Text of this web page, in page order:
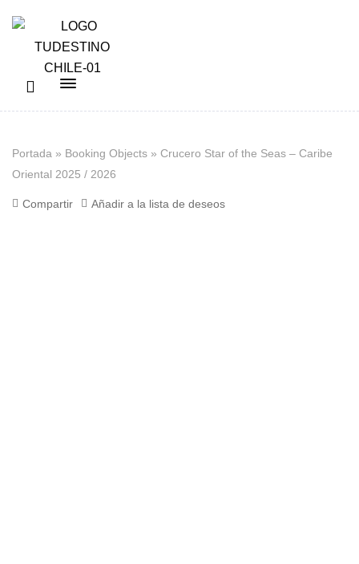
Portada » Booking Objects » Crucero Star of the Seas – Caribe
Oriental 2025 / 2026
Compartir Añadir a la lista de deseos